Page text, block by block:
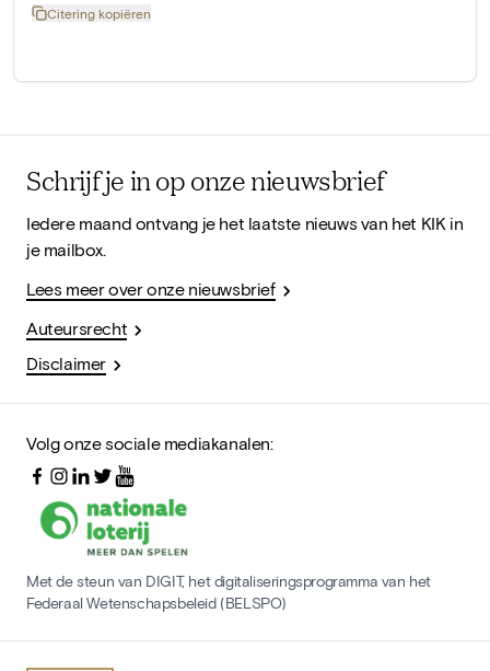
Citering kopiëren
Schrijf je in op onze nieuwsbrief
Iedere maand ontvang je het laatste nieuws van het KIK in
je mailbox.
Lees meer over onze nieuwsbrief
Auteursrecht
Disclaimer
Volg onze sociale mediakanalen:
Met de steun van DIGIT, het digitaliseringsprogramma van het
Federaal Wetenschapsbeleid (BELSPO)